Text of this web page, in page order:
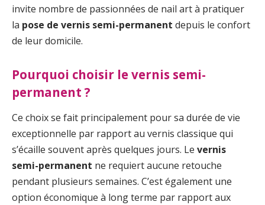
invite nombre de passionnées de nail art à pratiquer
la pose de vernis semi-permanent depuis le confort
de leur domicile.
Pourquoi choisir le vernis semi-
permanent ?
Ce choix se fait principalement pour sa durée de vie
exceptionnelle par rapport au vernis classique qui
s’écaille souvent après quelques jours. Le vernis
semi-permanent ne requiert aucune retouche
pendant plusieurs semaines. C’est également une
option économique à long terme par rapport aux